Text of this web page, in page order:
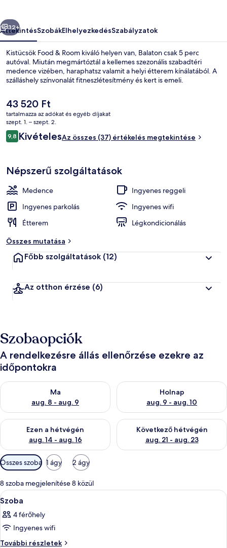
Étkezési lehetőség
Következő
32+
ÁttekintésSzobákElhelyezkedésSzabályzatok
Kistücsök Food & Room kiváló helyen van, Balaton csak 5 perc
autóval. Miután megmártóztál a kellemes szezonális szabadtéri
medence vizében, haraphatsz valamit a helyi étterem kínálatából. A
szálláshely színvonalát fitneszlétesítmény és kert is emeli.
A
jelenlegi
ár
43 520 Ft
43 520 Ft
tartalmazza az adókat és egyéb díjakat
szept. 1. – szept. 2.
Értékelések
9,89,8 ennyiből: 10
KivételesAz összes (37) értékelés megtekintése
Népszerű szolgáltatások
Medence
Ingyenes reggeli
Ingyenes parkolás
Ingyenes wifi
Étterem
Légkondicionálás
Összes mutatása
Főbb szolgáltatások (12)
Az otthon érzése (6)
Szobaopciók
A rendelkezésre állás ellenőrzése ezekre az
időpontokra
Ma
aug. 8 - aug. 9
A ma esti rendelkezésre állás ellenőrzése: aug. 8 - aug. 9
Holnap
aug. 9 - aug. 10
A holnapi rendelkezésre állás
Ezen a hétvégén
aug. 14 - aug. 16
A mostani hétvégi rendelkezésre állás ellenőrzése: aug. 14 -
Következő hétvégén
aug. 21 - aug. 23
A következő hétvégi
Szobákhoz
rendelkezésre
álló
szűrők
Összes szoba 1 ágy 2 ágy
8 szoba megjelenítése 8 közül
A
következő
szoba
összes
képének
Egy modern nappali, amelyben van
1
Szoba
4 férőhely
Ingyenes wifi
További részletek
Szoba